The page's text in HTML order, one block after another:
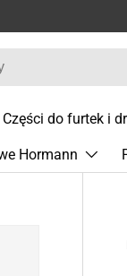
Części do furtek i
Hormann